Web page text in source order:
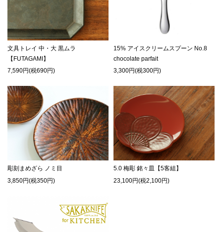
文具トレイ 中・大 黒ムラ
【FUTAGAMI】
7,590円(税690円)
15% アイスクリームスプーン No.8
chocolate parfait
3,300円(税300円)
彫刻まめざら ノミ目
3,850円(税350円)
5.0 梅彫 銘々皿【5客組】
23,100円(税2,100円)